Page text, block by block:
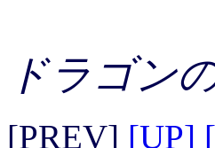
ドラゴン
[PREV] [UP]